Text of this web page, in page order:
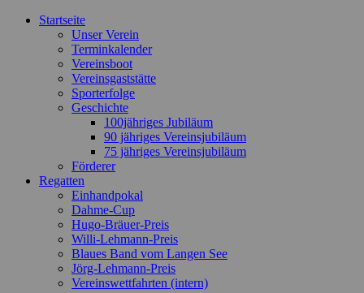
Startseite
Unser Verein
Terminkalender
Vereinsboot
Vereinsgaststätte
Sporterfolge
Geschichte
100jähriges Jubiläum
90 jähriges Vereinsjubiläum
75 jähriges Vereinsjubiläum
Förderer
Regatten
Einhandpokal
Dahme-Cup
Hugo-Bräuer-Preis
Willi-Lehmann-Preis
Blaues Band vom Langen See
Jörg-Lehmann-Preis
Vereinswettfahrten (intern)